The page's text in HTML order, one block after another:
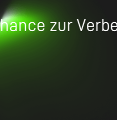
zur